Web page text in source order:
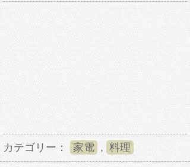
カテゴリー： 家電 , 料理